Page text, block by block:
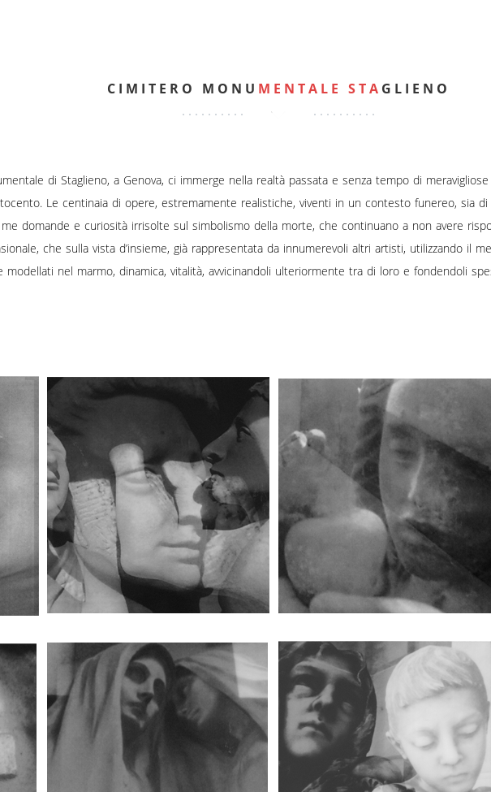
CIMITERO MONU MENTALE STA GLIENO
di Staglieno, a Genova, ci immerge nella realtà passata e senza tempo di
Le centinaia di opere, estremamente realistiche, viventi in un contesto funereo, sia
domande e curiosità irrisolte sul simbolismo della morte, che continuano a non avere
che sulla vista d’insieme, già rappresentata da innumerevoli altri artisti, utilizzando il
modellati nel marmo, dinamica, vitalità, avvicinandoli ulteriormente tra di loro e fondendoli